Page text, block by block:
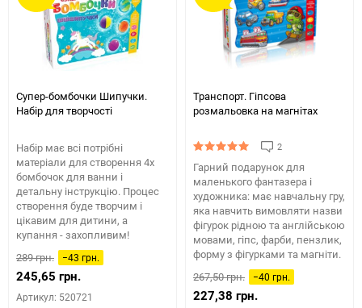
Супер-бомбочки Шипучки.
Набір для творчості
Набір має всі потрібні
матеріали для створення 4х
бомбочок для ванни і
детальну інструкцію. Процес
створення буде творчим і
цікавим для дитини, а
купання - захопливим!
289 грн.
−43 грн.
245,65 грн.
Артикул: 520721
Транспорт. Гіпсова
розмальовка на магнітах
2
Гарний подарунок для
маленького фантазера і
художника: має навчальну гру,
яка навчить вимовляти назви
фігурок рідною та англійською
мовами, гіпс, фарби, пензлик,
форму з фігурками та магніти.
267,50 грн.
−40 грн.
227,38 грн.